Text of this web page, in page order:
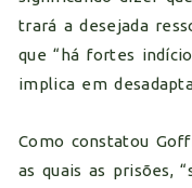
trará a desejada
que “há fortes
implica em
Como constatou
as quais as prisões,